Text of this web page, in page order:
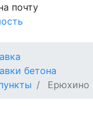
почту
бетона
Ерюхино